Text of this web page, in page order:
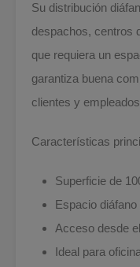
Su distribución
despachos, centros
que requiera un
garantiza buena
clientes y
Características
Superficie de
Espacio
Acceso desde
Ideal para